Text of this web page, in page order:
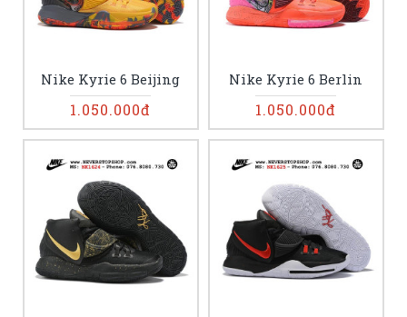
Nike Kyrie 6 Beijing
1.050.000đ
Nike Kyrie 6 Berlin
1.050.000đ